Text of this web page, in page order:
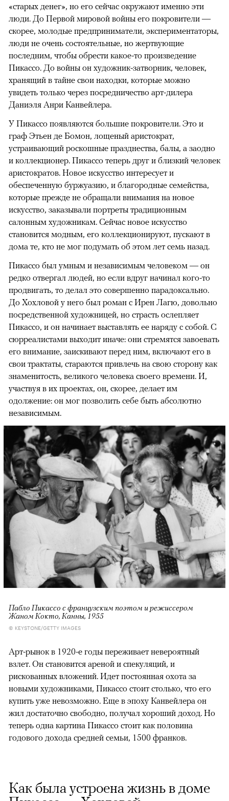
«старых денег», но его сейчас окружают именно эти
люди. До Первой мировой войны его покровители —
скорее, молодые предприниматели, экспериментаторы,
люди не очень состоятельные, но жертвующие
последним, чтобы обрести какое-то произведение
Пикассо. До войны он художник-затворник, человек,
хранящий в тайне свои находки, которые можно
увидеть только через посредничество арт-дилера
Даниэля Анри Канвейлера.
У Пикассо появляются большие покровители. Это и
граф Этьен де Бомон, лощеный аристократ,
устраивающий роскошные празднества, балы, а заодно
и коллекционер. Пикассо теперь друг и близкий человек
аристократов. Новое искусство интересует и
обеспеченную буржуазию, и благородные семейства,
которые прежде не обращали внимания на новое
искусство, заказывали портреты традиционным
салонным художникам. Сейчас новое искусство
становится модным, его коллекционируют, пускают в
дома те, кто не мог подумать об этом лет семь назад.
Пикассо был умным и независимым человеком — он
редко отвергал людей, но если вдруг начинал кого-то
продвигать, то делал это совершенно парадоксально.
До Хохловой у него был роман с Ирен Лагю, довольно
посредственной художницей, но страсть ослепляет
Пикассо, и он начинает выставлять ее наряду с собой. С
сюрреалистами выходит иначе: они стремятся завоевать
его внимание, заискивают перед ним, включают его в
свои трактаты, стараются привлечь на свою сторону как
знаменитость, великого человека своего времени. И,
участвуя в их проектах, он, скорее, делает им
одолжение: он мог позволить себе быть абсолютно
независимым.
Пабло Пикассо с французским поэтом и режиссером
Жаном Кокто, Канны, 1955
© KEYSTONE/GETTY IMAGES
Арт-рынок в 1920-е годы переживает невероятный
взлет. Он становится ареной и спекуляций, и
рискованных вложений. Идет постоянная охота за
новыми художниками, Пикассо стоит столько, что его
купить уже невозможно. Еще в эпоху Канвейлера он
жил достаточно свободно, получал хороший доход. Но
теперь одна картина Пикассо стоит как половина
годового дохода средней семьи, 1500 франков.
Как была устроена жизнь в доме